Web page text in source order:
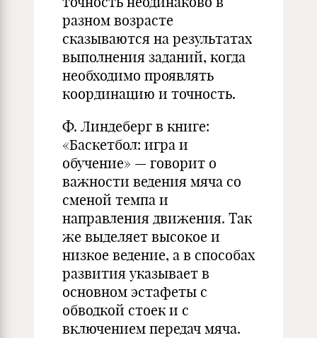
разном возрасте
сказываются на результатах
выполнения заданий, когда
необходимо проявлять
координацию и точность.
Ф. Линдеберг в книге:
«Баскетбол: игра и
обучение» — говорит о
важности ведения мяча со
сменой темпа и
направления движения. Так
же выделяет высокое и
низкое ведение, а в способах
развития указывает в
основном эстафеты с
обводкой стоек и с
включением передач мяча.